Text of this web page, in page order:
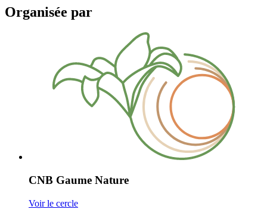
Organisée par
CNB Gaume Nature
Voir le cercle